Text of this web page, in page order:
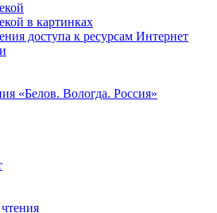
в картинках
доступа к ресурсам Интернет
«Белов. Вологда. Россия»